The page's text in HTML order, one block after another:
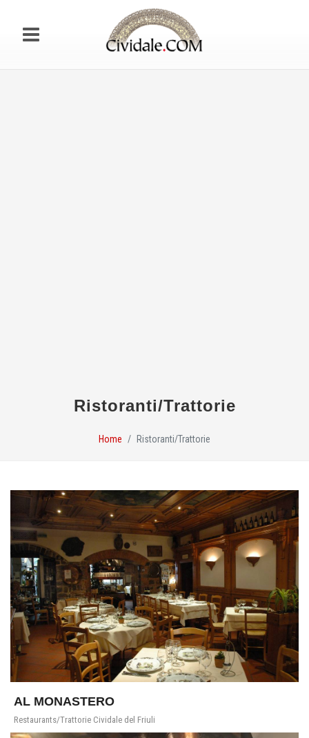
Ristoranti/Trattorie
Home Ristoranti/Trattorie
AL MONASTERO
Restaurants/Trattorie Cividale del Friuli